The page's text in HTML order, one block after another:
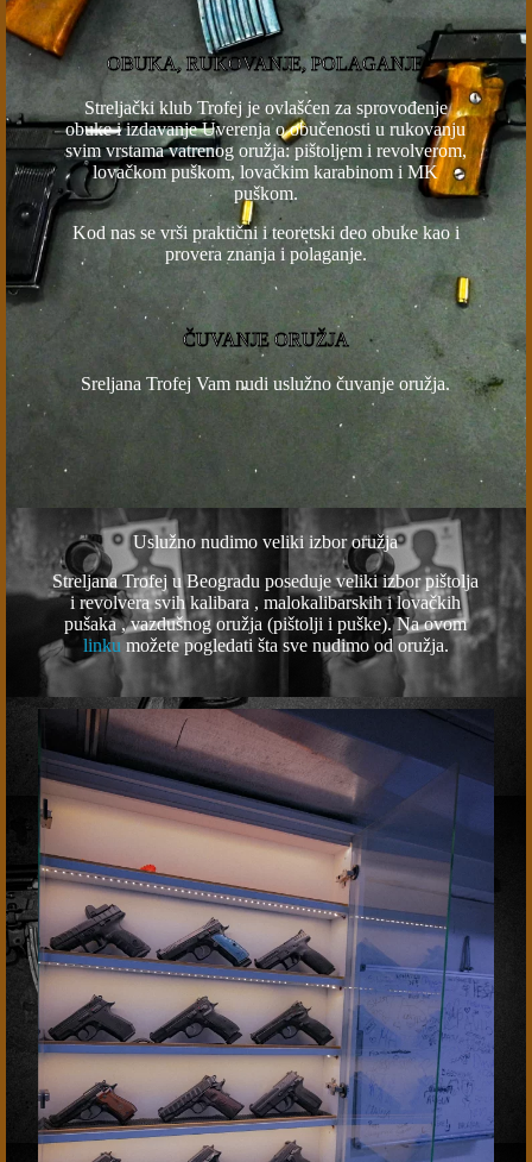
OBUKA, RUKOVANJE, POLAGANJE
Streljački klub Trofej je ovlašćen za sprovođenje
obuke i izdavanje Uverenja o obučenosti u rukovanju
svim vrstama vatrenog oružja: pištoljem i revolverom,
lovačkom puškom, lovačkim karabinom i MK
puškom.
Kod nas se vrši praktični i teoretski deo obuke kao i
provera znanja i polaganje.
ČUVANJE ORUŽJA
Sreljana Trofej Vam nudi uslužno čuvanje oružja.
Uslužno nudimo veliki izbor oružja
Streljana Trofej u Beogradu poseduje veliki izbor pištolja
i revolvera svih kalibara , malokalibarskih i lovačkih
pušaka , vazdušnog oružja (pištolji i puške). Na ovom
linku možete pogledati šta sve nudimo od oružja.